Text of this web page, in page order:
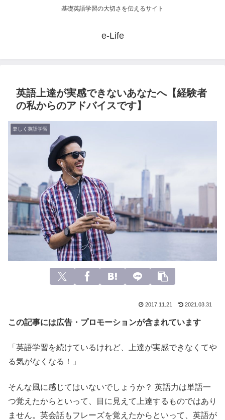
基礎英語学習の大切さを伝えるサイト
e-Life
英語上達が実感できないあなたへ【経験者
の私からのアドバイスです】
楽しく英語学習
2017.11.21 2021.03.31
この記事には広告・プロモーションが含まれています
「英語学習を続けているけれど、上達が実感できなくてや
る気がなくなる！」
そんな風に感じてはいないでしょうか？ 英語力は単語一
つ覚えたからといって、目に見えて上達するものではあり
ません。英会話もフレーズを覚えたからといって、英語が